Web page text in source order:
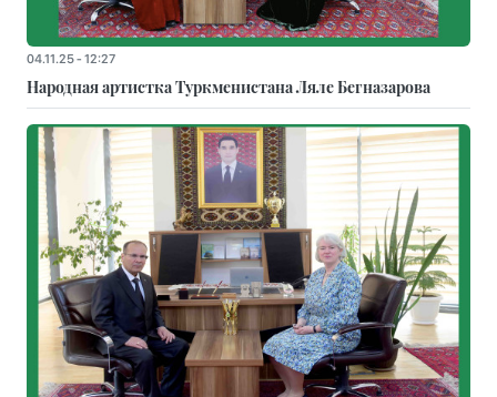
04.11.25 - 12:27
Народная артистка Туркменистана Ляле Бегназарова